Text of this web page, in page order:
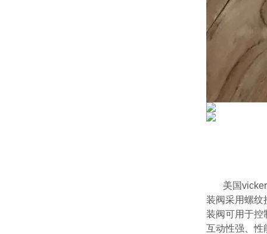
美国vickers
装阀采用螺纹
装阀可用于控
互动性强、性